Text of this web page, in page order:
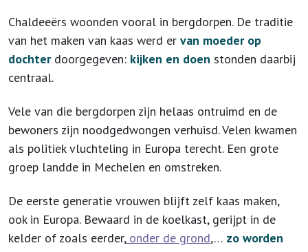
Chaldeeërs woonden vooral in bergdorpen. De traditie
van het maken van kaas werd er van moeder op
dochterdoorgegeven: kijken en doen stonden daarbij
centraal.
Vele van die bergdorpen zijn helaas ontruimd en de
bewoners zijn noodgedwongen verhuisd. Velen kwamen
als politiek vluchteling in Europa terecht. Een grote
groep landde in Mechelen en omstreken.
De eerste generatie vrouwen blijft zelf kaas maken,
ook in Europa. Bewaard in de koelkast, gerijpt in de
kelder of zoals eerder,onder de grond,… zo worden